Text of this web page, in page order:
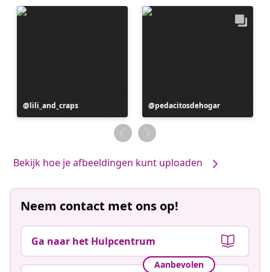
Bericht
gepubliceerd
lili_and_craps
Bericht
gepubliceerd
door
pedacitosdehogar
Bekijk hoe je afbeeldingen kunt uploaden
Neem contact met ons op!
Ga naar het Hulpcentrum
Aanbevolen